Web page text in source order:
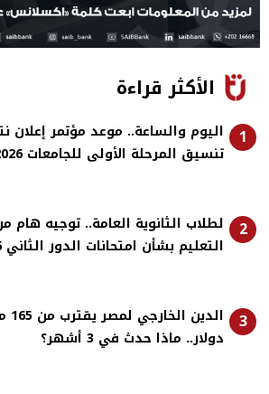
الأكثر قراءة
1
اليوم والساعة.. موعد مؤتمر إعلان
تنسيق المرحلة الأولى للجامعات 2026
2
لطلاب الثانوية العامة.. توجيه هام
التعليم بشأن امتحانات الدور الثاني 2026
3
دولار.. ماذا حدث في 3 أشهر؟